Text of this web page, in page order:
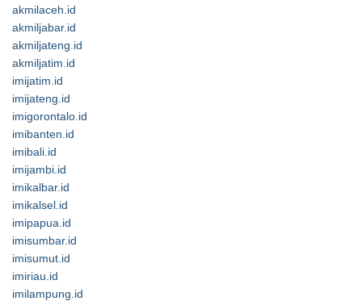
akmilaceh.id
akmiljabar.id
akmiljateng.id
akmiljatim.id
imijatim.id
imijateng.id
imigorontalo.id
imibanten.id
imibali.id
imijambi.id
imikalbar.id
imikalsel.id
imipapua.id
imisumbar.id
imisumut.id
imiriau.id
imilampung.id